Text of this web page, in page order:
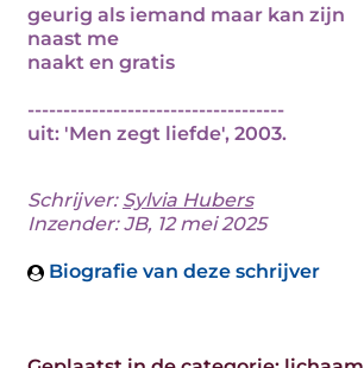
geurig als iemand maar kan zijn
naast me
naakt en gratis
------------------------------------
uit: 'Men zegt liefde', 2003.
Schrijver: Sylvia Hubers
Inzender: JB, 12 mei 2025
Biografie van deze schrijver